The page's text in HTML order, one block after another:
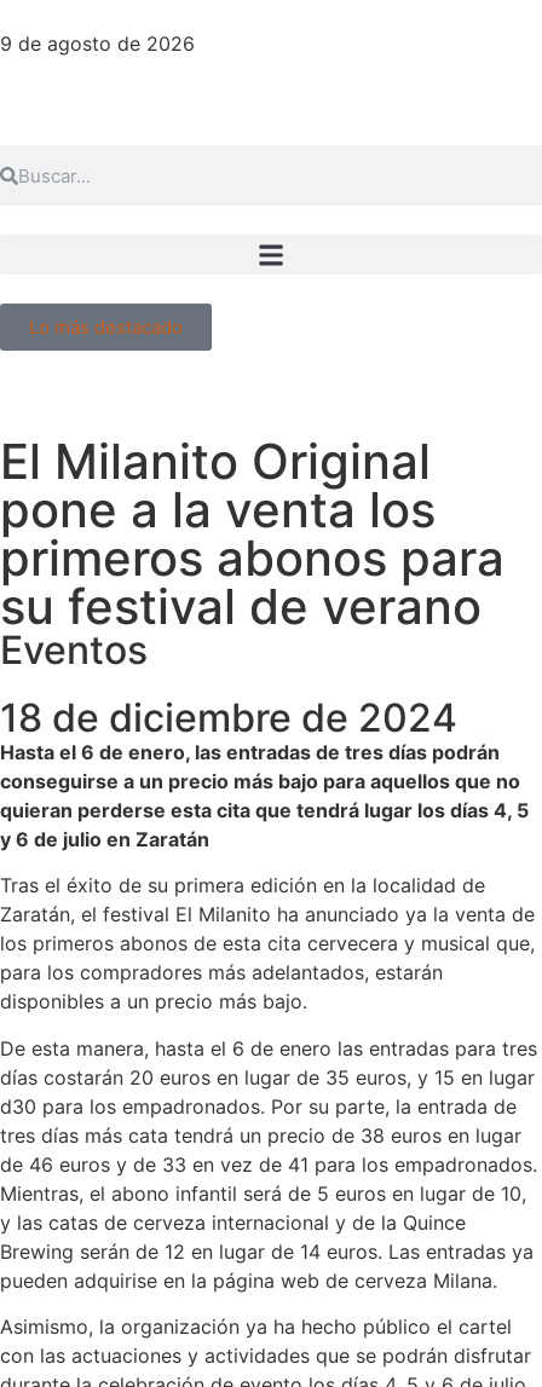
9 de agosto de 2026
Lo más destacado
El Milanito Original
pone a la venta los
primeros abonos para
su festival de verano
Eventos
18 de diciembre de 2024
Hasta el 6 de enero, las entradas de tres días podrán
conseguirse a un precio más bajo para aquellos que no
quieran perderse esta cita que tendrá lugar los días 4, 5
y 6 de julio en Zaratán
Tras el éxito de su primera edición en la localidad de
Zaratán, el festival El Milanito ha anunciado ya la venta de
los primeros abonos de esta cita cervecera y musical que,
para los compradores más adelantados, estarán
disponibles a un precio más bajo.
De esta manera, hasta el 6 de enero las entradas para tres
días costarán 20 euros en lugar de 35 euros, y 15 en lugar
d30 para los empadronados. Por su parte, la entrada de
tres días más cata tendrá un precio de 38 euros en lugar
de 46 euros y de 33 en vez de 41 para los empadronados.
Mientras, el abono infantil será de 5 euros en lugar de 10,
y las catas de cerveza internacional y de la Quince
Brewing serán de 12 en lugar de 14 euros. Las entradas ya
pueden adquirise en la página web de cerveza Milana.
Asimismo, la organización ya ha hecho público el cartel
con las actuaciones y actividades que se podrán disfrutar